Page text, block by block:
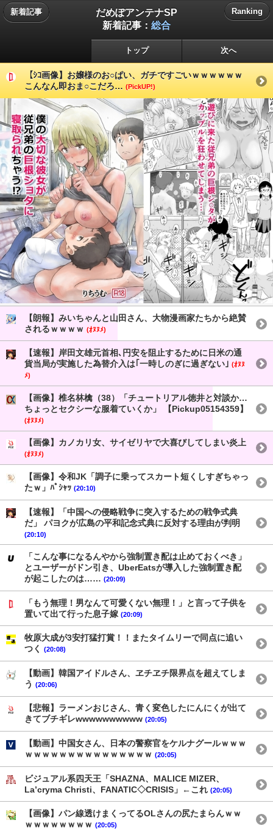
新着記事
だめぽアンテナSP
新着記事： 総合
Ranking
トップ 次へ
【ｼｺ画像】お嬢様のお○ぱい、ガチですごいｗｗｗｗｗｗ
こんなん即おま○こだろ… (PickUP!)
【朗報】みいちゃんと山田さん、大物漫画家たちから絶賛
されるｗｗｗｗ (ｵﾇﾇﾒ)
【速報】岸田文雄元首相､円安を阻止するために日米の通
貨当局が実施した為替介入は｢一時しのぎに過ぎない｣ (ｵﾇﾇ
ﾒ)
【画像】椎名林檎（38）「チュートリアル徳井と対談か…
ちょっとセクシーな服着ていくか」 【Pickup05154359】
(ｵﾇﾇﾒ)
【画像】カノカリ女、サイゼリヤで大喜びしてしまい炎上
(ｵﾇﾇﾒ)
【画像】令和JK「調子に乗ってスカート短くしすぎちゃっ
たｗ」ﾊﾟｼｬｯ (20:10)
【速報】「中国への侵略戦争に突入するための戦争式典
だ」 パヨクが広島の平和記念式典に反対する理由が判明
(20:10)
「こんな事になるんやから強制置き配は止めておくべき」
とユーザーがドン引き、UberEatsが導入した強制置き配
が起こしたのは…… (20:09)
「もう無理！男なんて可愛くない無理！」と言って子供を
置いて出て行った息子嫁 (20:09)
牧原大成が3安打猛打賞！！またタイムリーで同点に追い
つく
(20:08)
【動画】韓国アイドルさん、ヱチヱチ限界点を超えてしま
う (20:06)
【悲報】ラーメンおじさん、青く変色したにんにくが出て
きてブチギレwwwwwwwwww (20:05)
【動画】中国女さん、日本の警察官をケルナグールｗｗｗ
ｗｗｗｗｗｗｗｗｗｗｗｗｗｗｗ (20:05)
ビジュアル系四天王「SHAZNA、MALICE MIZER、
La’cryma Christi、FANATIC◇CRISIS」←これ (20:05)
【画像】パン線透けまくってるOLさんの尻たまらんｗｗ
ｗｗｗｗｗｗｗｗ (20:05)